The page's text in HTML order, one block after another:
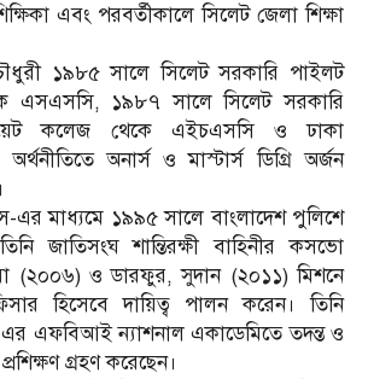
এবং পরবর্তীকালে সিলেট জেলা শিক্ষা
১৯৮৫ সালে সিলেট সরকারি পাইলট
এসএসসি, ১৯৮৭ সালে সিলেট সরকারি
কলেজ থেকে এইচএসসি ও ঢাকা
অর্থনীতিতে অনার্স ও মাস্টার্স ডিগ্রি অর্জন
এর মাধ্যমে ১৯৯৫ সালে বাংলাদেশ পুলিশে
জাতিসংঘ শান্তিরক্ষী বাহিনীর কসভো
(২০০৬) ও ডারফুর, সুদান (২০১১) মিশনে
হিসেবে দায়িত্ব পালন করেন। তিনি
এর এফবিআই ন্যাশনাল একাডেমিতে তদন্ত ও
গ্রহণ করেছেন।